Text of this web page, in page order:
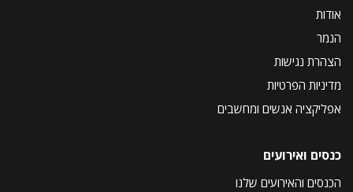
אודות
הנמר
הצהרת נגישות
מדיניות הפרטיות
אפליקציה אנשים ומחשבים
כנסים ואירועים
הכנסים והאירועים שלנו